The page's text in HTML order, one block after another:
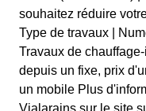
souhaitez réduire
Type de travaux |
Travaux de
depuis un fixe, prix
un mobile Plus
Vialarains sur le site